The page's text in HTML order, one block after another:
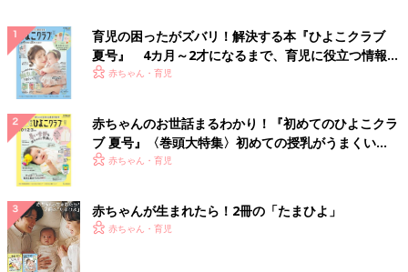
育児の困ったがズバリ！解決する本『ひよこクラブ
夏号』 4カ月～2才になるまで、育児に役立つ情報が
いっぱい！
赤ちゃん・育児
赤ちゃんのお世話まるわかり！『初めてのひよこクラ
ブ 夏号』〈巻頭大特集〉初めての授乳がうまくい
く！ おっぱい・ミルクの基本と夏のトラブル 解決テ
赤ちゃん・育児
赤ちゃんが生まれたら！2冊の「たまひよ」
赤ちゃん・育児